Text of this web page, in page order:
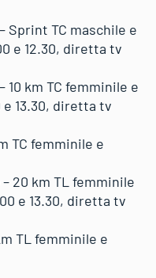
Sprint TC maschile e
e 12.30, diretta tv
10 km TC femminile e
e 13.30, diretta tv
TC femminile e
– 20 km TL femminile
e 13.30, diretta tv
TL femminile e